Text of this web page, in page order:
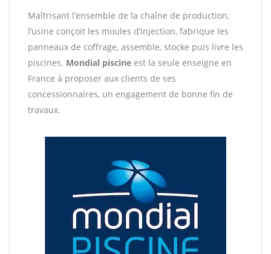
Maîtrisant l’ensemble de la chaîne de production,
l’usine conçoit les moules d’injection, fabrique les
panneaux de coffrage, assemble, stocke puis livre les
piscines. Mondial piscine est la seule enseigne en
France à proposer aux clients de ses
concessionnaires, un engagement de bonne fin de
travaux.